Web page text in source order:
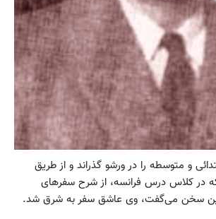
و متوسطه را در ورشو گذراند و از طریق
در کلاس درس فرانسه، از شرح سفرهای
سخن می‌گفت، وی عاشق سفر به شرق شد.